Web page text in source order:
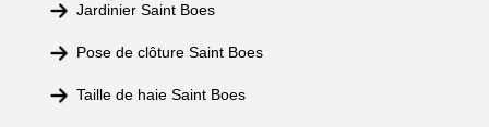
Jardinier Saint Boes
Pose de clôture Saint Boes
Taille de haie Saint Boes